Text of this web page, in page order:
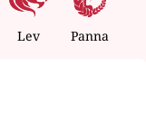
Lev Panna